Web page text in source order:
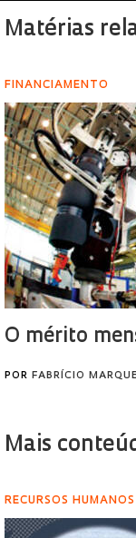
Matérias
FINANCIAMENTO
O mérito
POR FABRÍCIO
Mais
RECURSOS HUMANOS